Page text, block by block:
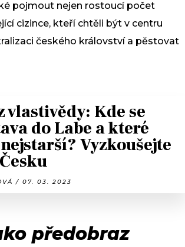
pojmout nejen rostoucí počet
cizince, kteří chtěli být v centru
českého království a pěstovat
vlastivědy: Kde se
do Labe a které
Vyzkoušejte
/ 07. 03. 2023
předobraz